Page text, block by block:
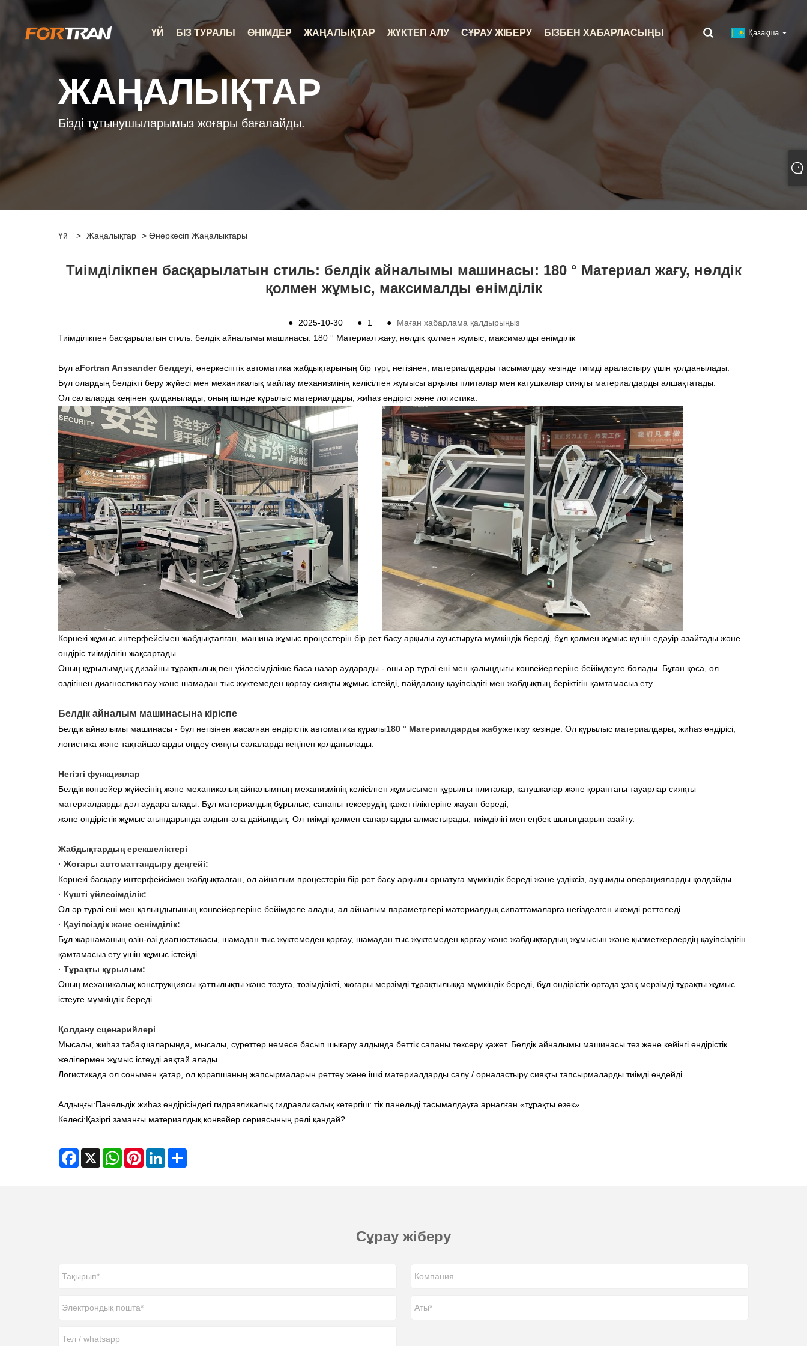
ҮЙ БІЗ ТУРАЛЫ ӨНІМДЕР ЖАҢАЛЫҚТАР ЖҮКТЕП АЛУ СҰРАУ ЖІБЕРУ БІЗБЕН ХАБАРЛАСЫҢЫ Қазақша
ЖАҢАЛЫҚТАР
Бізді тұтынушыларымыз жоғары бағалайды.
Үй > Жаңалықтар > Өнеркәсіп Жаңалықтары
Тиімділікпен басқарылатын стиль: белдік айналымы машинасы: 180 ° Материал жағу, нөлдік
қолмен жұмыс, максималды өнімділік
● 2025-10-30 ● 1 ●
Маған хабарлама қалдырыңыз
Тиімділікпен басқарылатын стиль: белдік айналымы машинасы: 180 ° Материал жағу, нөлдік қолмен жұмыс, максималды өнімділік
Бұл аFortran Anssander белдеуі , өнеркәсіптік автоматика жабдықтарының бір түрі, негізінен, материалдарды тасымалдау кезінде тиімді араластыру үшін қолданылады.
Бұл олардың белдікті беру жүйесі мен механикалық майлау механизмінің келісілген жұмысы арқылы плиталар мен катушкалар сияқты материалдарды алшақтатады.
Ол салаларда кеңінен қолданылады, оның ішінде құрылыс материалдары, жиһаз өндірісі және логистика.
Көрнекі жұмыс интерфейсімен жабдықталған, машина жұмыс процестерін бір рет басу арқылы ауыстыруға мүмкіндік береді, бұл қолмен жұмыс күшін едәуір азайтады және
өндіріс тиімділігін жақсартады.
Оның құрылымдық дизайны тұрақтылық пен үйлесімділікке баса назар аударады - оны әр түрлі ені мен қалыңдығы конвейерлеріне бейімдеуге болады. Бұған қоса, ол
өздігінен диагностикалау және шамадан тыс жүктемеден қорғау сияқты жұмыс істейді, пайдалану қауіпсіздігі мен жабдықтың беріктігін қамтамасыз ету.
Белдік айналым машинасына кіріспе
Белдік айналымы машинасы - бұл негізінен жасалған өндірістік автоматика құралы180 ° Материалдарды жабужеткізу кезінде. Ол құрылыс материалдары, жиһаз өндірісі,
логистика және тақтайшаларды өңдеу сияқты салаларда кеңінен қолданылады.
Негізгі функциялар
Белдік конвейер жүйесінің және механикалық айналымның механизмінің келісілген жұмысымен құрылғы плиталар, катушкалар және қораптағы тауарлар сияқты
материалдарды дәл аудара алады. Бұл материалдық бұрылыс, сапаны тексерудің қажеттіліктеріне жауап береді,
және өндірістік жұмыс ағындарында алдын-ала дайындық. Ол тиімді қолмен сапарларды алмастырады, тиімділігі мен еңбек шығындарын азайту.
Жабдықтардың ерекшеліктері
· Жоғары автоматтандыру деңгейі:
Көрнекі басқару интерфейсімен жабдықталған, ол айналым процестерін бір рет басу арқылы орнатуға мүмкіндік береді және үздіксіз, ауқымды операцияларды қолдайды.
· Күшті үйлесімділік:
Ол әр түрлі ені мен қалыңдығының конвейерлеріне бейімделе алады, ал айналым параметрлері материалдық сипаттамаларға негізделген икемді реттеледі.
· Қауіпсіздік және сенімділік:
Бұл жарнаманың өзін-өзі диагностикасы, шамадан тыс жүктемеден қорғау, шамадан тыс жүктемеден қорғау және жабдықтардың жұмысын және қызметкерлердің қауіпсіздігін
қамтамасыз ету үшін жұмыс істейді.
· Тұрақты құрылым:
Оның механикалық конструкциясы қаттылықты және тозуға, төзімділікті, жоғары мерзімді тұрақтылыққа мүмкіндік береді, бұл өндірістік ортада ұзақ мерзімді тұрақты жұмыс
істеуге мүмкіндік береді.
Қолдану сценарийлері
Мысалы, жиһаз табақшаларында, мысалы, суреттер немесе басып шығару алдында беттік сапаны тексеру қажет. Белдік айналымы машинасы тез және кейінгі өндірістік
желілермен жұмыс істеуді аяқтай алады.
Логистикада ол сонымен қатар, ол қорапшаның жапсырмаларын реттеу және ішкі материалдарды салу / орналастыру сияқты тапсырмаларды тиімді өңдейді.
Алдыңғы:Панельдік жиһаз өндірісіндегі гидравликалық гидравликалық көтергіш: тік панельді тасымалдауға арналған «тұрақты өзек»
Келесі:Қазіргі заманғы материалдық конвейер сериясының рөлі қандай?
Facebook
X WhatsAppPinterestLinkedIn
Сұрау жіберу